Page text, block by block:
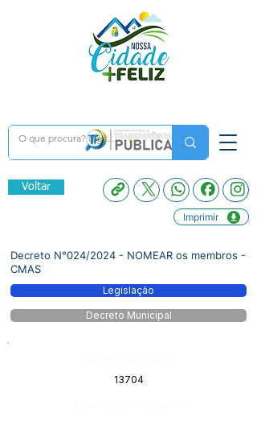
Voltar
Imprimir
Decreto N°024/2024 - NOMEAR os membros -
CMAS
Legislação
Decreto Municipal
13704